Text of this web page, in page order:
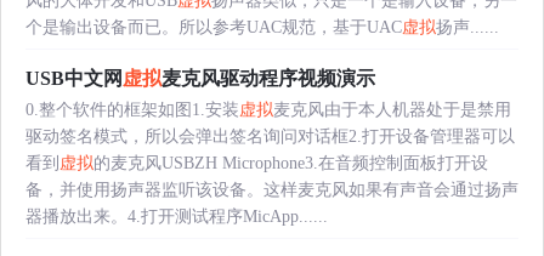
个是输出设备而已。所以参考UAC规范，基于UAC虚拟扬声......
USB中文网 虚拟麦克风驱动程序视频演示
0.整个软件的框架如图1.安装虚拟麦克风由于本人机器处于是禁用
驱动签名模式，所以会弹出签名询问对话框2.打开设备管理器可以
看到 虚拟的麦克风USBZH Microphone3.在音频控制面板打开设
备，并使用扬声器监听该设备。这样麦克风如果有声音会通过扬声
器播放出来。4.打开测试程序MicApp......